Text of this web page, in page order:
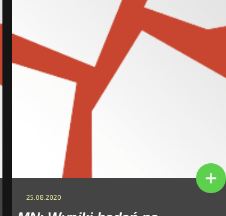
25.08.2020